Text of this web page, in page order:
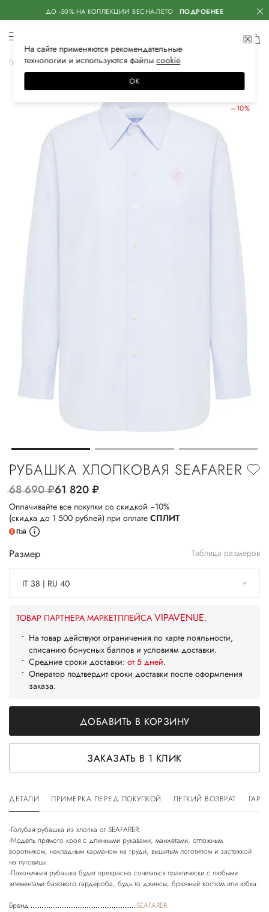
ДО -50% НА КОЛЛЕКЦИИ ВЕСНА-ЛЕТО ПОДРОБНЕЕ
Главная Женская Одежда Блузы и рубашки
–10%
РУБАШКА ХЛОПКОВАЯ SEAFARER
68 690руб.61 820руб.
Оплачивайте все покупки со скидкой −10%
(скидка до 1 500 рублей) при оплате СПЛИТ
Размер Таблица размеров
IT 38 | RU 40
ТОВАР ПАРТНЕРА МАРКЕТПЛЕЙСА VIPAVENUE.
На товар действуют ограничения по карте лояльности,
списанию бонусных баллов и условиям доставки.
Средние сроки доставки: от 5 дней.
Оператор подтвердит сроки доставки после оформления
заказа.
ДОБАВИТЬ В КОРЗИНУ
ЗАКАЗАТЬ В 1 КЛИК
ДЕТАЛИ ПРИМЕРКА ПЕРЕД ПОКУПКОЙ ЛЕГКИЙ ВОЗВРАТ
-Голубая рубашка из хлопка от SEAFARER.
-Модель прямого кроя с длинными рукавами, манжетами, отложным
воротником, накладным карманом на груди, вышитым логотипом и застежкой
на пуговицы.
-Лаконичная рубашка будет прекрасно сочетаться практически с любыми
Бренд
SEAFARER
На сайте применяются рекомендательные
технологии и используются файлысооkiе
ОК